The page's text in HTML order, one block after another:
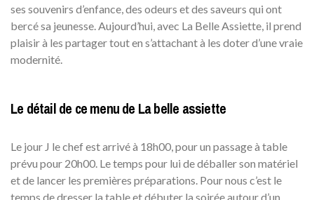
ses souvenirs d’enfance, des odeurs et des saveurs qui ont
bercé sa jeunesse. Aujourd’hui, avec La Belle Assiette, il prend
plaisir à les partager tout en s’attachant à les doter d’une vraie
modernité.
Le détail de ce menu de La belle assiette
Le jour J le chef est arrivé à 18h00, pour un passage à table
prévu pour 20h00. Le temps pour lui de déballer son matériel
et de lancer les premières préparations. Pour nous c’est le
temps de dresser la table et débuter la soirée autour d’un